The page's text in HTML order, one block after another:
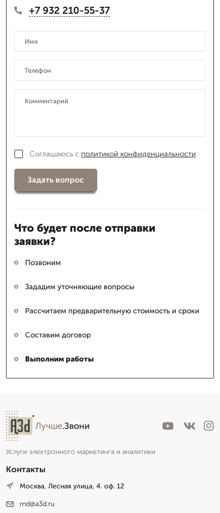
+7 932 210-55-37
Соглашаюсь с политикой конфиденциальности
Задать вопрос
Что будет после отправки
заявки?
Позвоним
Зададим уточняющие вопросы
Рассчитаем предварительную стоимость и сроки
Составим договор
Выполним работы
Лучше.Звони
Услуги электронного маркетинга и аналитики
Контакты
Москва, Лесная улица, 4. оф. 12
rnd@a3d.ru